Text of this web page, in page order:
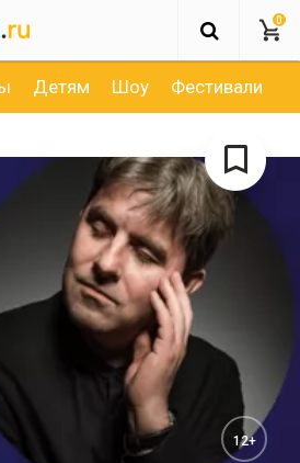
0
Детям Шоу Фестивали
12+